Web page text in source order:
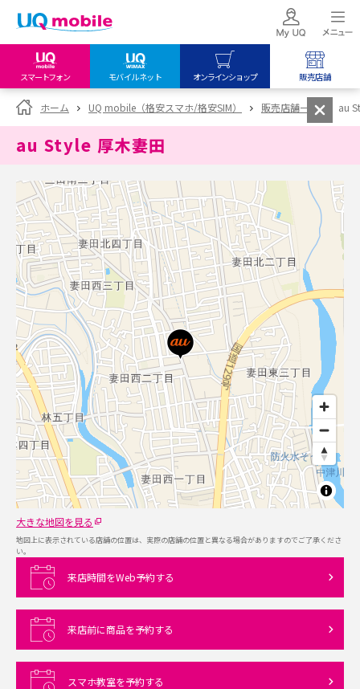
スマートフォン モバイルネット オンラインショップ 販売店舗
my UQ WiMAX
UQ WiMAX ご契約の方
My UQ mobile
UQ mobile
データチャージサイト
UQ mobile
オンラインショップ
UQ WiMAX
UQ mobile
販売店舗
UQ WiMAX
ホーム UQ mobile（格安スマホ/格安SIM） 販売店舗一覧 au
au Style 厚木妻田
大きな地図を見る
地図上に表示されている店舗の位置は、実際の店舗の位置と異なる場合がありますのでご了承くださ
い。
来店時間をWeb予約する
来店前に商品を予約する
スマホ教室を予約する